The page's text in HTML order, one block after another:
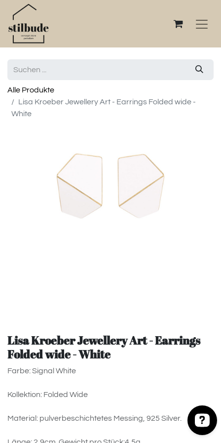
Alle Produkte
Lisa Kroeber Jewellery Art - Earrings Folded wide -
White
Lisa Kroeber Jewellery Art - Earrings
Folded wide - White
Farbe: Signal White
Kollektion: Folded Wide
Material: pulverbeschichtetes Messing, 925 Silver.